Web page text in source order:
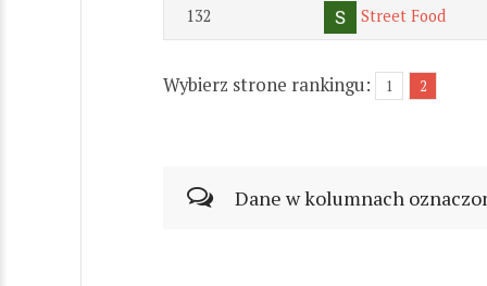
132 Street Food
Wybierz strone rankingu: 1 2
Dane w kolumnach